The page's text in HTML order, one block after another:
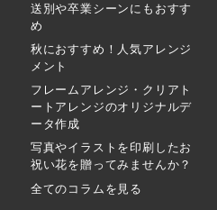
送別や卒業シーンにもおすす
め
秋におすすめ！人気アレンジ
メント
フレームアレンジ・クリアト
ートアレンジのオリジナルデ
ータ作成
写真やイラストを印刷したお
祝い花を贈ってみませんか？
全てのコラムを見る